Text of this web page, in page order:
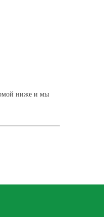
ниже и мы